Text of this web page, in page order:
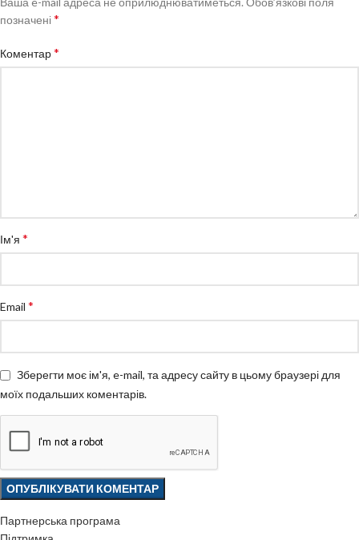
позначені*
Коментар*
Ім'я *
Email *
Зберегти моє ім'я, e-mail, та адресу сайту в цьому браузері для
моїх подальших коментарів.
Партнерська програма